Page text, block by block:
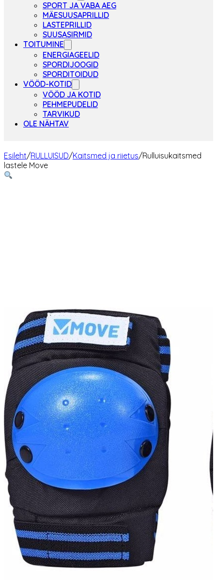
SPORT JA VABA AEG
MÄESUUSAPRILLID
LASTEPRILLID
SUUSASIRMID
TOITUMINE
ENERGIAGEELID
SPORDIJOOGID
SPORDITOIDUD
VÖÖD-KOTID
VÖÖD JA KOTID
PEHMEPUDELID
TARVIKUD
OLE NÄHTAV
Esileht/RULLUISUD/Kaitsmed ja riietus/Rulluisukaitsmed
lastele Move